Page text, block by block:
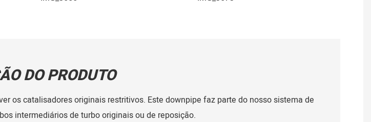
DO PRODUTO
os catalisadores originais restritivos. Este downpipe faz parte do nosso sistema de
intermediários de turbo originais ou de reposição.